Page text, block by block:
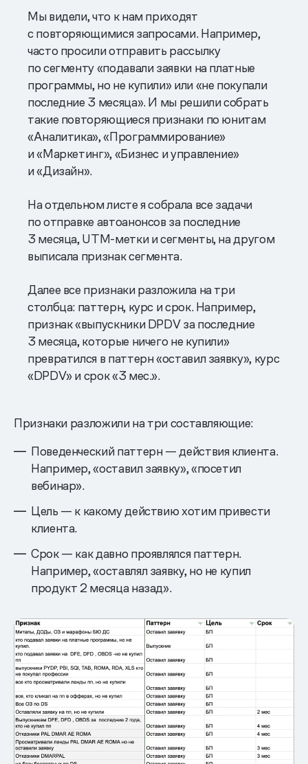
Мы видели, что к нам приходят
с повторяющимися запросами. Например,
часто просили отправить рассылку
по сегменту «подавали заявки на платные
программы, но не купили» или «не покупали
последние 3 месяца». И мы решили собрать
такие повторяющиеся признаки по юнитам
«Аналитика», «Программирование»
и «Маркетинг», «Бизнес и управление»
и «Дизайн».
На отдельном листе я собрала все задачи
по отправке автоанонсов за последние
3 месяца, UTM-метки и сегменты, на другом
выписала признак сегмента.
Далее все признаки разложила на три
столбца: паттерн, курс и срок. Например,
признак «выпускники DPDV за последние
3 месяца, которые ничего не купили»
превратился в паттерн «оставил заявку», курс
«DPDV» и срок «3 мес.».
Признаки разложили на три составляющие:
Поведенческий паттерн — действия клиента.
Например, «оставил заявку», «посетил
вебинар».
Цель — к какому действию хотим привести
клиента.
Срок — как давно проявлялся паттерн.
Например, «оставлял заявку, но не купил
продукт 2 месяца назад».